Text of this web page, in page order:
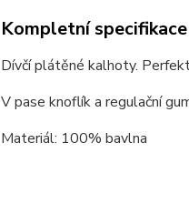
Kompletní specifikace
Dívčí plátěné kalhoty.
V pase knoflík a regulační
Materiál: 100% bavlna